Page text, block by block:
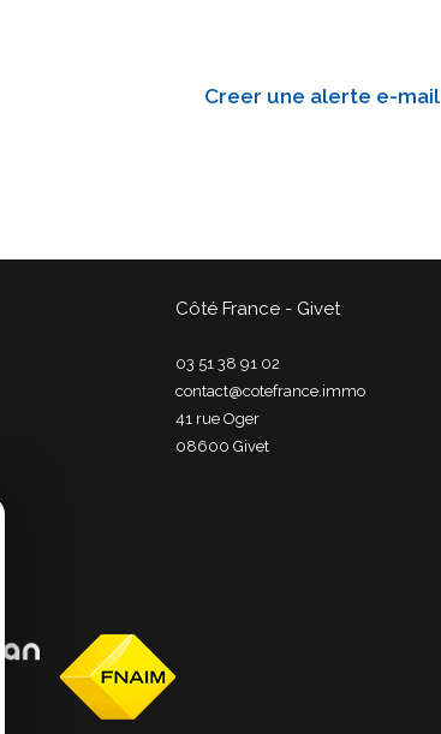
Creer une alerte e-mail
Côté France - Givet
03 51 38 91 02
contact@cotefrance.immo
41 rue Oger
08600
givet